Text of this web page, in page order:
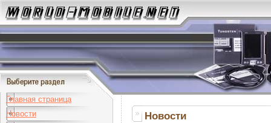
Главная страница
Новости
Новости